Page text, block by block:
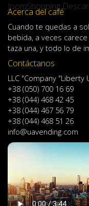
JoomShopping
Acerca del café
Cuando te quedas a
bebida, a veces carece
taza una, y todo lo de
Contáctanos
LLC "Company "Liberty
+38 (050) 700 16 69
+38 (044) 468 42 45
+38 (044) 467 56 79
+38 (044) 468 51 26
info@uavending.com